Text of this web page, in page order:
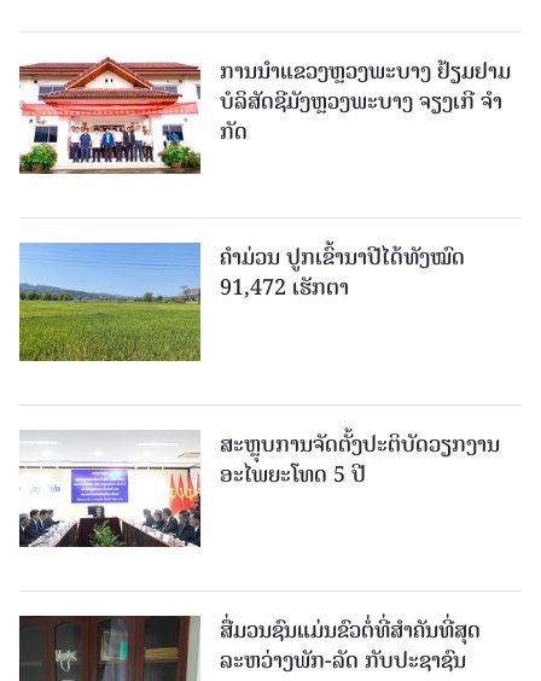
ການນຳແຂວງຫຼວງພະບາງ ຢ້ຽມ​ຢາມ
ບໍ​ລິ​ສັດຊີມັງຫຼວງພະບາງ ຈຽງເກີ ຈໍາ
ກັດ
ຄໍາມ່ວນ ປູກເຂົ້ານາປີໄດ້ທັງໝົດ
91,472 ເຮັກຕາ
ສະຫຼຸບການຈັດຕັ້ງປະຕິບັດວຽກງານ
ອະໄພຍະໂທດ 5 ປີ
ສື່ມວນຊົນແມ່ນຂົວຕໍ່ທີ່ສໍາຄັນທີ່ສຸດ
ລະຫວ່າງພັກ-ລັດ ກັບປະຊາຊົນ